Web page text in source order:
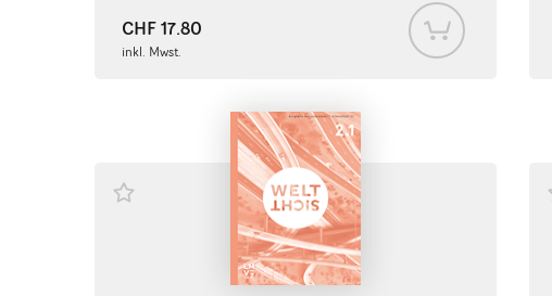
CHF17.80
inkl. Mwst.